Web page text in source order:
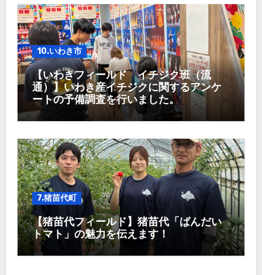
10.いわき市
【いわきフィールド イチジク班（流
通）】いわき産イチジクに関するアンケ
ートの予備調査を行いました。
7.猪苗代町
【猪苗代フィールド】猪苗代「ばんだい
トマト」の魅力を伝えます！